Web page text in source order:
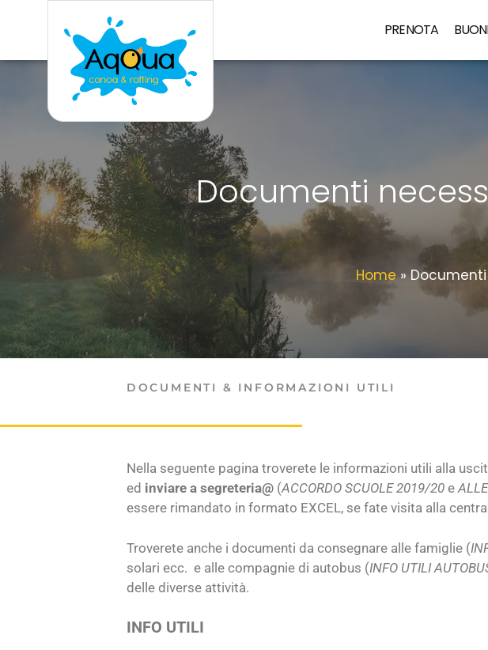
PRENOTA
Documenti
Home »
DOCUMENTI & INFORMAZIONI UTILI
Nella seguente pagina troverete le informazioni utili alla
ed inviare a segreteria@ (ACCORDO SCUOLE 2019/20e
essere rimandato in formato EXCEL, se fate visita alla
Troverete anche i documenti da consegnare alle famiglie (
solari ecc. e alle compagnie di autobus (INFO UTILI
delle diverse attività.
INFO UTILI